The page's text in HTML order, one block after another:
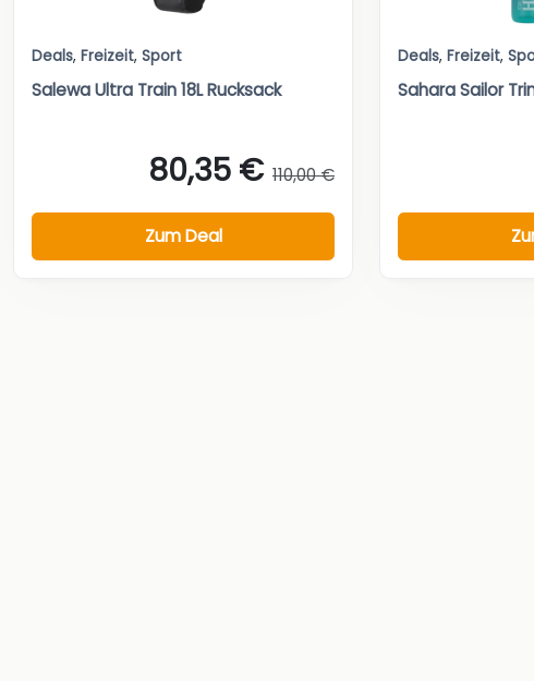
Deals, Freizeit, Sport
Salewa Ultra Train 18L Rucksack
80,35 € 110,00 €
Zum Deal
Deals, Freizeit,
Sahara Sailor